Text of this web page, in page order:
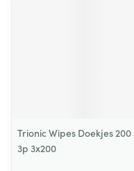
Trionic Wipes Doekjes 200
3p 3x200